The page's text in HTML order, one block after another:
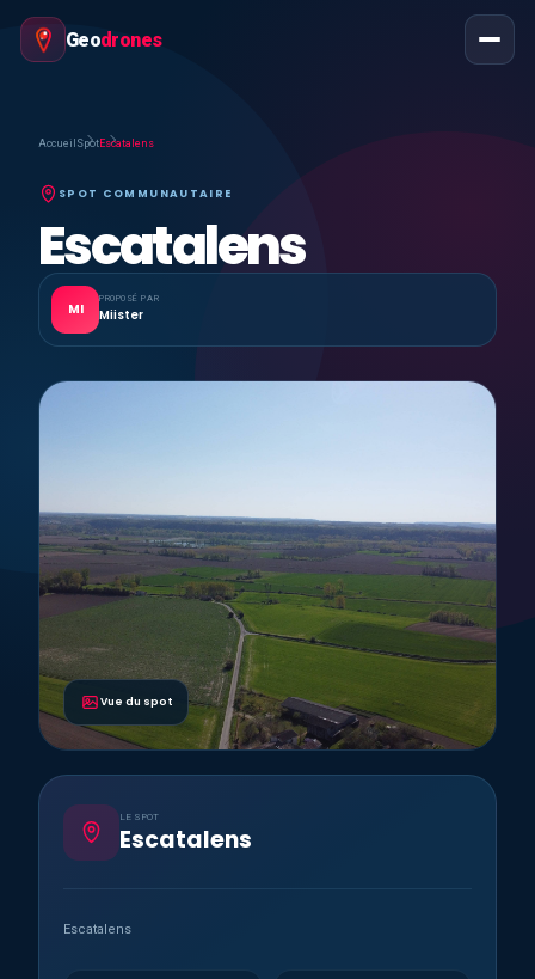
Geodrones
Accueil SpotEscatalens
SPOT COMMUNAUTAIRE
Escatalens
MI
PROPOSÉ PAR
Miister
Vue du spot
LE SPOT
Escatalens
Escatalens